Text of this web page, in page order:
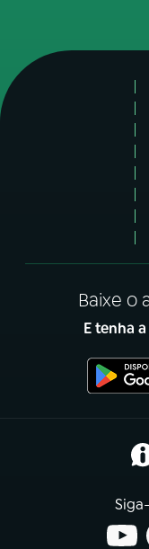
Baixe o
E tenha